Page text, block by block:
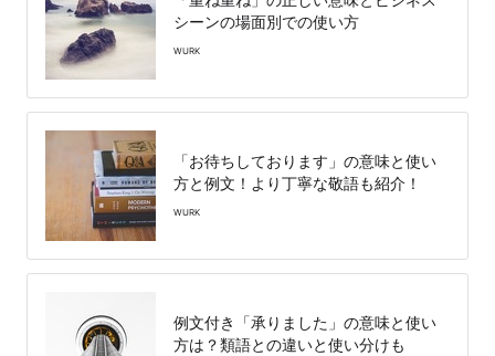
シーンの場面別での使い方
WURK
「お待ちしております」の意味と使い
方と例文！より丁寧な敬語も紹介！
WURK
例文付き「承りました」の意味と使い
方は？類語との違いと使い分けも